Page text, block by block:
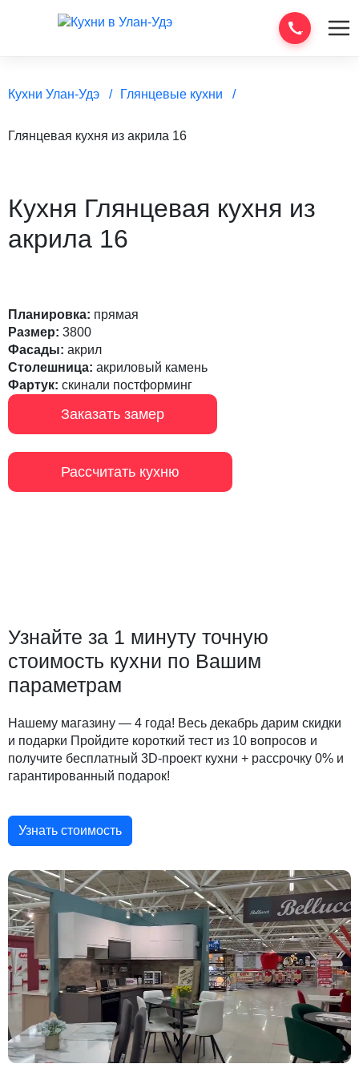
Кухни Улан-Удэ Глянцевые кухни
Глянцевая кухня из акрила 16
Кухня Глянцевая кухня из
акрила 16
Планировка: прямая
Размер: 3800
Фасады: акрил
Столешница: акриловый камень
Фартук: скинали постформинг
Заказать замер
Рассчитать кухню
Узнайте за 1 минуту точную
стоимость кухни по Вашим
параметрам
Нашему магазину — 4 года! Весь декабрь дарим скидки
и подарки Пройдите короткий тест из 10 вопросов и
получите бесплатный 3D-проект кухни + рассрочку 0% и
гарантированный подарок!
Узнать стоимость